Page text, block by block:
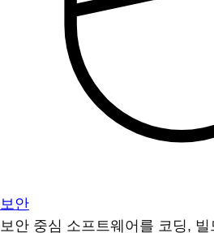
보안
보안 중심 소프트웨어를 코딩, 빌